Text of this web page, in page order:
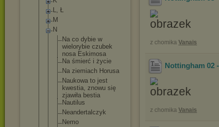
L, Ł
M
N
Na co dybie w
wielorybie czubek
nosa Eskimosa
Na śmierć i życie
Na ziemiach Horusa
Naukowa to jest
kwestia, znowu się
zjawiła bestia
Nautilus
Neandertalczyk
Nemo
z chomika Vanais
Nottingham 02
z chomika Vanais